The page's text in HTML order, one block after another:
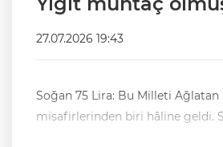
27.07.2026 19:43
Soğan 75 Lira: Bu Milleti Ağlatan
misafirlerinden biri hâline geldi.